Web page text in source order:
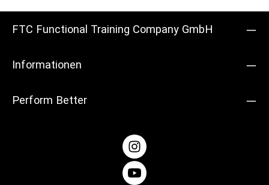
FTC Functional Training Company GmbH
Informationen
Perform Better